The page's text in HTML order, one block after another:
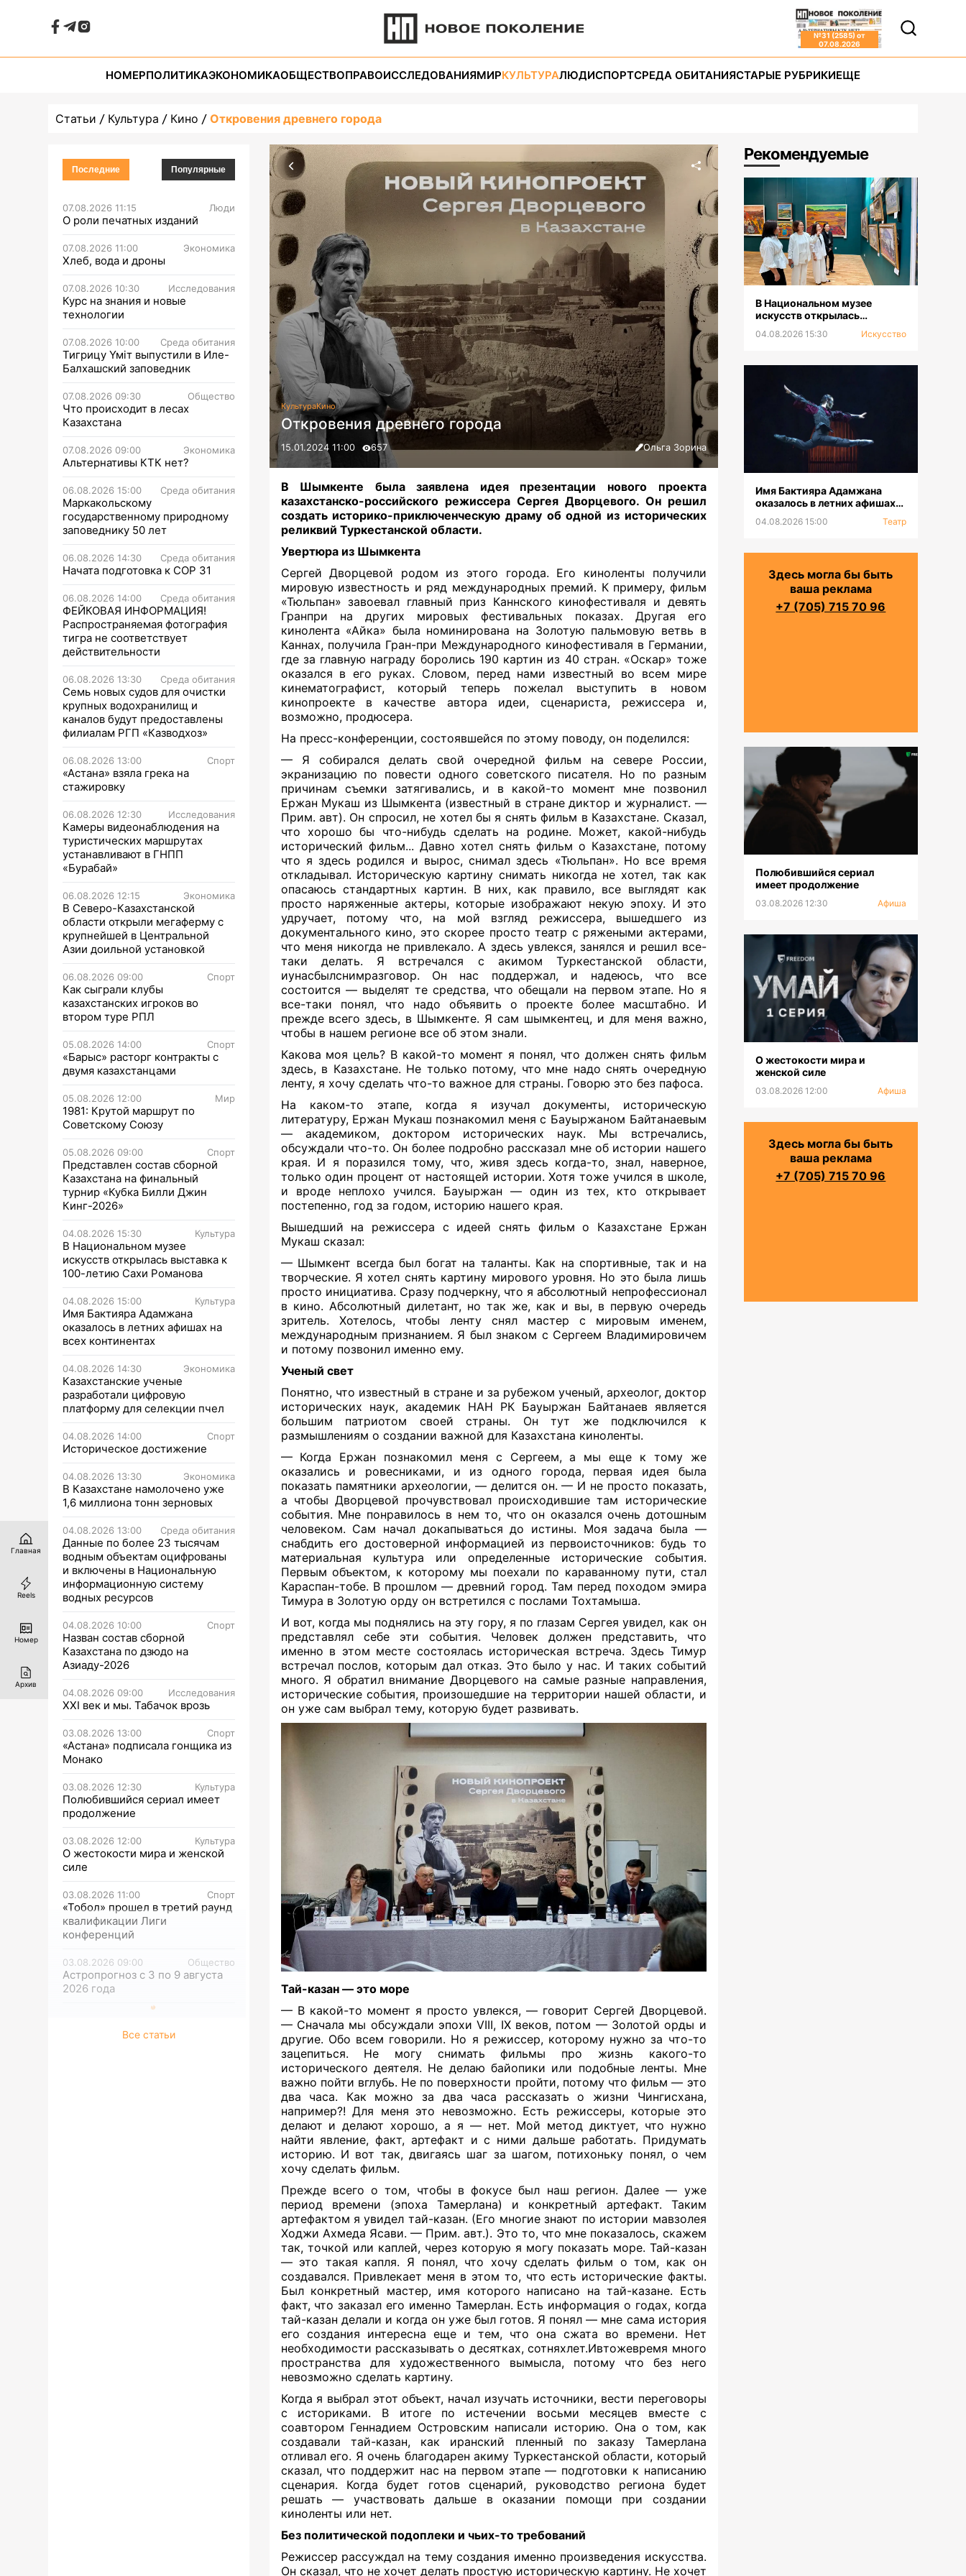
№31 (2585) от
07.08.2026
НОМЕРПОЛИТИКАЭКОНОМИКАОБЩЕСТВОПРАВОИССЛЕДОВАНИЯМИРКУЛЬТУРАЛЮДИСПОРТСРЕДА ОБИТАНИЯСТАРЫЕ РУБРИКИЕЩЕ
Статьи Культура Кино Откровения древнего города
Последние Популярные
07.08.2026 11:15 Люди
О роли печатных изданий
07.08.2026 11:00 Экономика
Хлеб, вода и дроны
07.08.2026 10:30 Исследования
Курс на знания и новые
технологии
07.08.2026 10:00 Среда обитания
Тигрицу Үміт выпустили в Иле-
Балхашский заповедник
07.08.2026 09:30 Общество
Что происходит в лесах
Казахстана
07.08.2026 09:00 Экономика
Альтернативы КТК нет?
06.08.2026 15:00 Среда обитания
Маркакольскому
государственному природному
заповеднику 50 лет
06.08.2026 14:30 Среда обитания
Начата подготовка к СОР 31
06.08.2026 14:00 Среда обитания
ФЕЙКОВАЯ ИНФОРМАЦИЯ!
Распространяемая фотография
тигра не соответствует
действительности
06.08.2026 13:30 Среда обитания
Семь новых судов для очистки
крупных водохранилищ и
каналов будут предоставлены
филиалам РГП «Казводхоз»
06.08.2026 13:00 Спорт
«Астана» взяла грека на
стажировку
06.08.2026 12:30 Исследования
Камеры видеонаблюдения на
туристических маршрутах
устанавливают в ГНПП
«Бурабай»
06.08.2026 12:15 Экономика
В Северо-Казахстанской
области открыли мегаферму с
крупнейшей в Центральной
Азии доильной установкой
06.08.2026 09:00 Спорт
Как сыграли клубы
казахстанских игроков во
втором туре РПЛ
05.08.2026 14:00 Спорт
«Барыс» расторг контракты с
двумя казахстанцами
05.08.2026 12:00 Мир
1981: Крутой маршрут по
Советскому Союзу
05.08.2026 09:00 Спорт
Представлен состав сборной
Казахстана на финальный
турнир «Кубка Билли Джин
Кинг-2026»
04.08.2026 15:30 Культура
В Национальном музее
искусств открылась выставка к
100-летию Сахи Романова
04.08.2026 15:00 Культура
Имя Бактияра Адамжана
оказалось в летних афишах на
всех континентах
04.08.2026 14:30 Экономика
Казахстанские ученые
разработали цифровую
платформу для селекции пчел
04.08.2026 14:00 Спорт
Историческое достижение
04.08.2026 13:30 Экономика
В Казахстане намолочено уже
1,6 миллиона тонн зерновых
04.08.2026 13:00 Среда обитания
Данные по более 23 тысячам
водным объектам оцифрованы
и включены в Национальную
информационную систему
водных ресурсов
04.08.2026 10:00 Спорт
Назван состав сборной
Казахстана по дзюдо на
Азиаду-2026
04.08.2026 09:00 Исследования
XXI век и мы. Табачок врозь
03.08.2026 13:00 Спорт
«Астана» подписала гонщика из
Монако
03.08.2026 12:30 Культура
Полюбившийся сериал имеет
продолжение
03.08.2026 12:00 Культура
О жестокости мира и женской
силе
03.08.2026 11:00 Спорт
«Тобол» прошел в третий раунд
квалификации Лиги
конференций
03.08.2026 09:00 Общество
Астропрогноз с 3 по 9 августа
2026 года
Все статьи
КультураКино
Откровения древнего города
15.01.2024 11:00 657 Ольга Зорина
В Шымкенте была заявлена идея презентации нового проекта
казахстанско-российского режиссера Сергея Дворцевого. Он решил
создать историко-приключенческую драму об одной из исторических
реликвий Туркестанской области.
Увертюра из Шымкента
Сергей Дворцевой родом из этого города. Его киноленты получили
мировую известность и ряд международных премий. К примеру, фильм
«Тюльпан» завоевал главный приз Каннского кинофестиваля и девять
Гранпри на других мировых фестивальных показах. Другая его
кинолента «Айка» была номинирована на Золотую пальмовую ветвь в
Каннах, получила Гран-при Международного кинофестиваля в Германии,
где за главную награду боролись 190 картин из 40 стран. «Оскар» тоже
оказался в его руках. Словом, перед нами известный во всем мире
кинематографист, который теперь пожелал выступить в новом
кинопроекте в качестве автора идеи, сценариста, режиссера и,
возможно, продюсера.
На пресс-конференции, состоявшейся по этому поводу, он поделился:
— Я собирался делать свой очередной фильм на севере России,
экранизацию по повести одного советского писателя. Но по разным
причинам съемки затягивались, и в какой-то момент мне позвонил
Ержан Мукаш из Шымкента (известный в стране диктор и журналист. —
Прим. авт). Он спросил, не хотел бы я снять фильм в Казахстане. Сказал,
что хорошо бы что-нибудь сделать на родине. Может, какой-нибудь
исторический фильм... Давно хотел снять фильм о Казахстане, потому
что я здесь родился и вырос, снимал здесь «Тюльпан». Но все время
откладывал. Историческую картину снимать никогда не хотел, так как
опасаюсь стандартных картин. В них, как правило, все выглядят как
просто наряженные актеры, которые изображают некую эпоху. И это
удручает, потому что, на мой взгляд режиссера, вышедшего из
документального кино, это скорее просто театр с ряжеными актерами,
что меня никогда не привлекало. А здесь увлекся, занялся и решил все-
таки делать. Я встречался с акимом Туркестанской области,
иунасбылснимразговор. Он нас поддержал, и надеюсь, что все
состоится — выделят те средства, что обещали на первом этапе. Но я
все-таки понял, что надо объявить о проекте более масштабно. И
прежде всего здесь, в Шымкенте. Я сам шымкентец, и для меня важно,
чтобы в нашем регионе все об этом знали.
Какова моя цель? В какой-то момент я понял, что должен снять фильм
здесь, в Казахстане. Не только потому, что мне надо снять очередную
ленту, я хочу сделать что-то важное для страны. Говорю это без пафоса.
На каком-то этапе, когда я изучал документы, историческую
литературу, Ержан Мукаш познакомил меня с Бауыржаном Байтанаевым
— академиком, доктором исторических наук. Мы встречались,
обсуждали что-то. Он более подробно рассказал мне об истории нашего
края. И я поразился тому, что, живя здесь когда-то, знал, наверное,
только один процент от настоящей истории. Хотя тоже учился в школе,
и вроде неплохо учился. Бауыржан — один из тех, кто открывает
постепенно, год за годом, историю нашего края.
Вышедший на режиссера с идеей снять фильм о Казахстане Ержан
Мукаш сказал:
— Шымкент всегда был богат на таланты. Как на спортивные, так и на
творческие. Я хотел снять картину мирового уровня. Но это была лишь
просто инициатива. Сразу подчеркну, что я абсолютный непрофессионал
в кино. Абсолютный дилетант, но так же, как и вы, в первую очередь
зритель. Хотелось, чтобы ленту снял мастер с мировым именем,
международным признанием. Я был знаком с Сергеем Владимировичем
и потому позвонил именно ему.
Ученый свет
Понятно, что известный в стране и за рубежом ученый, археолог, доктор
исторических наук, академик НАН РК Бауыржан Байтанаев является
большим патриотом своей страны. Он тут же подключился к
размышлениям о создании важной для Казахстана киноленты.
— Когда Ержан познакомил меня с Сергеем, а мы еще к тому же
оказались и ровесниками, и из одного города, первая идея была
показать памятники археологии, — делится он. — И не просто показать,
а чтобы Дворцевой прочувствовал происходившие там исторические
события. Мне понравилось в нем то, что он оказался очень дотошным
человеком. Сам начал докапываться до истины. Моя задача была —
снабдить его достоверной информацией из первоисточников: будь то
материальная культура или определенные исторические события.
Первым объектом, к которому мы поехали по караванному пути, стал
Караспан-тобе. В прошлом — древний город. Там перед походом эмира
Тимура в Золотую орду он встретился с послами Тохтамыша.
И вот, когда мы поднялись на эту гору, я по глазам Сергея увидел, как он
представлял себе эти события. Человек должен представить, что
именно в этом месте состоялась историческая встреча. Здесь Тимур
встречал послов, которым дал отказ. Это было у нас. И таких событий
много. Я обратил внимание Дворцевого на самые разные направления,
исторические события, произошедшие на территории нашей области, и
он уже сам выбрал тему, которую будет развивать.
Тай-казан — это море
— В какой-то момент я просто увлекся, — говорит Сергей Дворцевой.
— Сначала мы обсуждали эпохи VIII, IX веков, потом — Золотой орды и
другие. Обо всем говорили. Но я режиссер, которому нужно за что-то
зацепиться. Не могу снимать фильмы про жизнь какого-то
исторического деятеля. Не делаю байопики или подобные ленты. Мне
важно пойти вглубь. Не по поверхности пройти, потому что фильм — это
два часа. Как можно за два часа рассказать о жизни Чингисхана,
например?! Для меня это невозможно. Есть режиссеры, которые это
делают и делают хорошо, а я — нет. Мой метод диктует, что нужно
найти явление, факт, артефакт и с ними дальше работать. Придумать
историю. И вот так, двигаясь шаг за шагом, потихоньку понял, о чем
хочу сделать фильм.
Прежде всего о том, чтобы в фокусе был наш регион. Далее — уже
период времени (эпоха Тамерлана) и конкретный артефакт. Таким
артефактом я увидел тай-казан. (Его многие знают по истории мавзолея
Ходжи Ахмеда Ясави. — Прим. авт.). Это то, что мне показалось, скажем
так, точкой или каплей, через которую я могу показать море. Тай-казан
— это такая капля. Я понял, что хочу сделать фильм о том, как он
создавался. Привлекает меня в этом то, что есть исторические факты.
Был конкретный мастер, имя которого написано на тай-казане. Есть
факт, что заказал его именно Тамерлан. Есть информация о годах, когда
тай-казан делали и когда он уже был готов. Я понял — мне сама история
его создания интересна еще и тем, что она сжата во времени. Нет
необходимости рассказывать о десятках, сотняхлет.Ивтожевремя много
пространства для художественного вымысла, потому что без него
невозможно сделать картину.
Когда я выбрал этот объект, начал изучать источники, вести переговоры
с историками. В итоге по истечении восьми месяцев вместе с
соавтором Геннадием Островским написали историю. Она о том, как
создавали тай-казан, как иранский пленный по заказу Тамерлана
отливал его. Я очень благодарен акиму Туркестанской области, который
сказал, что поддержит нас на первом этапе — подготовки к написанию
сценария. Когда будет готов сценарий, руководство региона будет
решать — участвовать дальше в оказании помощи при создании
киноленты или нет.
Без политической подоплеки и чьих-то требований
Режиссер рассуждал на тему создания именно произведения искусства.
Он сказал, что не хочет делать простую историческую картину. Не хочет
Рекомендуемые
В Национальном музее
искусств открылась
Романова
04.08.2026 15:30 Искусство
Имя Бактияра Адамжана
оказалось в летних афишах
04.08.2026 15:00 Театр
Здесь могла бы быть
ваша реклама
+7 (705) 715 70 96
Полюбившийся сериал
имеет продолжение
03.08.2026 12:30 Афиша
О жестокости мира и
женской силе
03.08.2026 12:00 Афиша
Здесь могла бы быть
ваша реклама
+7 (705) 715 70 96
Главная
Reels
Номер
Архив